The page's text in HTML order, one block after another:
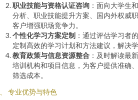
职业技能与资格认证咨询 ：面向大学生
分析、职业技能提升方案、国内外权威
客户增强职场竞争力。
个性化学习方案定制 ：通过评估学习者
定制高效的学习计划和方法建议，解决
教育政策与信息资源整合 ：及时解读最
培训机构和项目信息，为客户提供准确
筛选成本。
专业优势与特色